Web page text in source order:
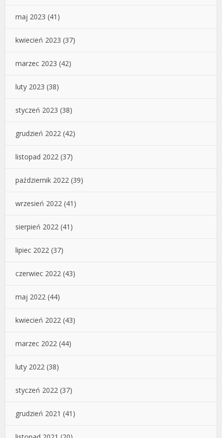
maj 2023 (41)
kwiecień 2023 (37)
marzec 2023 (42)
luty 2023 (38)
styczeń 2023 (38)
grudzień 2022 (42)
listopad 2022 (37)
październik 2022 (39)
wrzesień 2022 (41)
sierpień 2022 (41)
lipiec 2022 (37)
czerwiec 2022 (43)
maj 2022 (44)
kwiecień 2022 (43)
marzec 2022 (44)
luty 2022 (38)
styczeń 2022 (37)
grudzień 2021 (41)